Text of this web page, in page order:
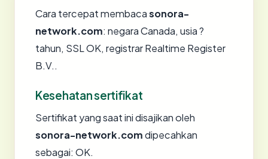
Cara tercepat membacasonora-
network.com: negara Canada, usia ?
tahun, SSL OK, registrar Realtime Register
B.V..
Kesehatan sertifikat
Sertifikat yang saat ini disajikan oleh
sonora-network.comdipecahkan
sebagai: OK.